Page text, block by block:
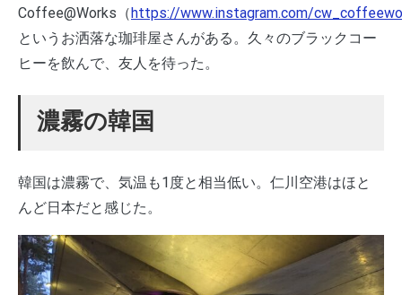
Coffee@Works（https://www.instagram.com/
というお洒落な珈琲屋さんがある。久々のブラックコー
ヒーを飲んで、友人を待った。
濃霧の韓国
韓国は濃霧で、気温も1度と相当低い。仁川空港はほと
んど日本だと感じた。